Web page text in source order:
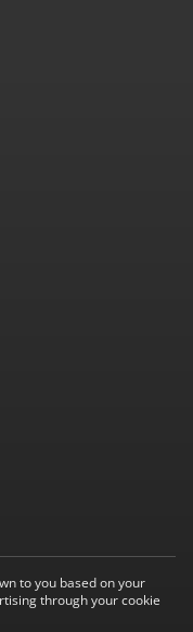
to you based on your
through your cookie